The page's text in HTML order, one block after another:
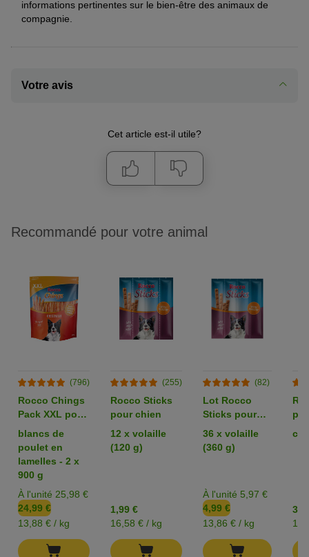
© zuzule / stock.adobe.com
informations pertinentes sur le bien-être des animaux de
compagnie.
Votre avis
Cet article est-il utile?
Recommandé pour votre animal
(796)
Rocco Chings
Pack XXL pour
chien
blancs de
poulet en
lamelles - 2 x
900 g
À l'unité 25,98 €
24,99 €
13,88 € / kg
(255)
Rocco Sticks
pour chien
12 x volaille
(120 g)
1,99 €
16,58 € / kg
(82)
Lot Rocco
Sticks pour
chien
36 x volaille
(360 g)
À l'unité 5,97 €
4,99 €
13,86 € / kg